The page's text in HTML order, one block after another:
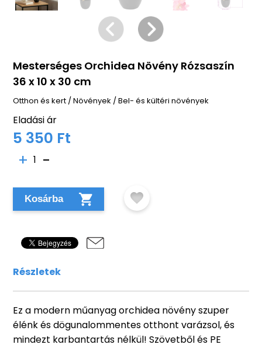
Mesterséges Orchidea Növény Rózsaszín
36 x 10 x 30 cm
Otthon és kert /Növények /Bel- és kültéri növények
Eladási ár
5 350 Ft
1
Kosárba
Részletek
Ez a modern műanyag orchidea növény szuper
élénk és dögunalommentes otthont varázsol, és
mindezt karbantartás nélkül! Szövetből és PE